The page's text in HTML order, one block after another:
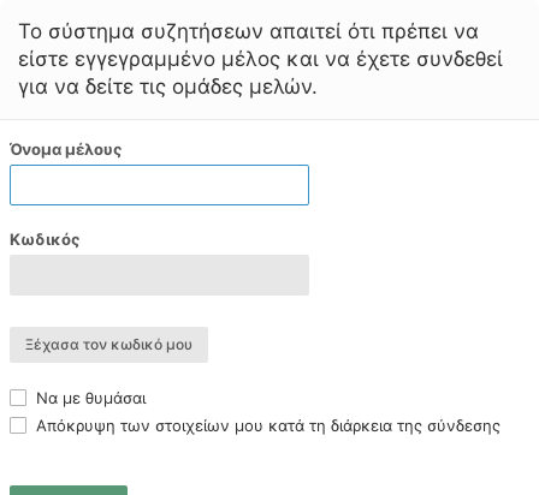
Το σύστημα συζητήσεων απαιτεί ότι πρέπει να
είστε εγγεγραμμένο μέλος και να έχετε συνδεθεί
για να δείτε τις ομάδες μελών.
Όνομα μέλους
Κωδικός
Ξέχασα τον κωδικό μου
Να με θυμάσαι
Απόκρυψη των στοιχείων μου κατά τη διάρκεια της σύνδεσης